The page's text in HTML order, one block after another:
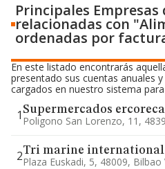
Principales Empresas
relacionadas con
ordenadas por
En este listado encontrarás
presentado sus cuentas anuales
cargados en nuestro sistema
1 Supermercados
Poligono San Lorenzo, 11,
2Tri marine international
Plaza Euskadi, 5, 48009, Bilbao